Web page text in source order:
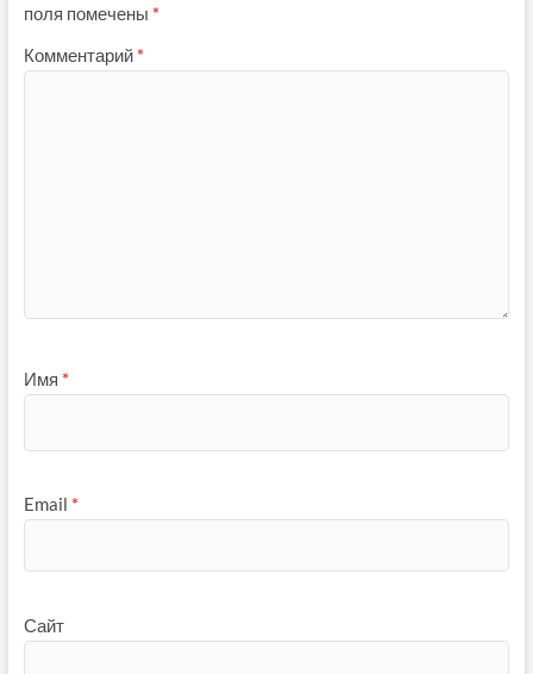
поля помечены *
Комментарий *
Имя *
Email *
Сайт